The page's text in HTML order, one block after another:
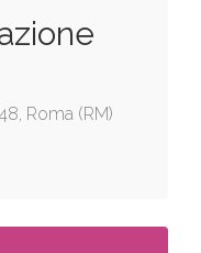
Roma (RM)